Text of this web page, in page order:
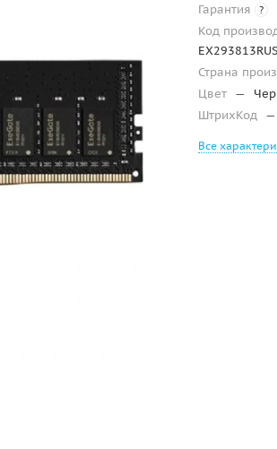
Гарантия
?
Код
EX293813RUS
Страна
Цвет —
ШтрихКод —
Все